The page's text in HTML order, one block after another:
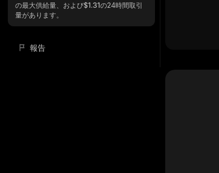
の最大供給量、および$1.31の24時間取引
量があります。
報告